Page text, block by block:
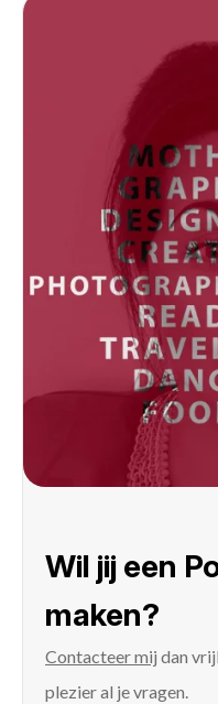
Wil jij een
maken?
Contacteer mij dan
plezier al je vragen.